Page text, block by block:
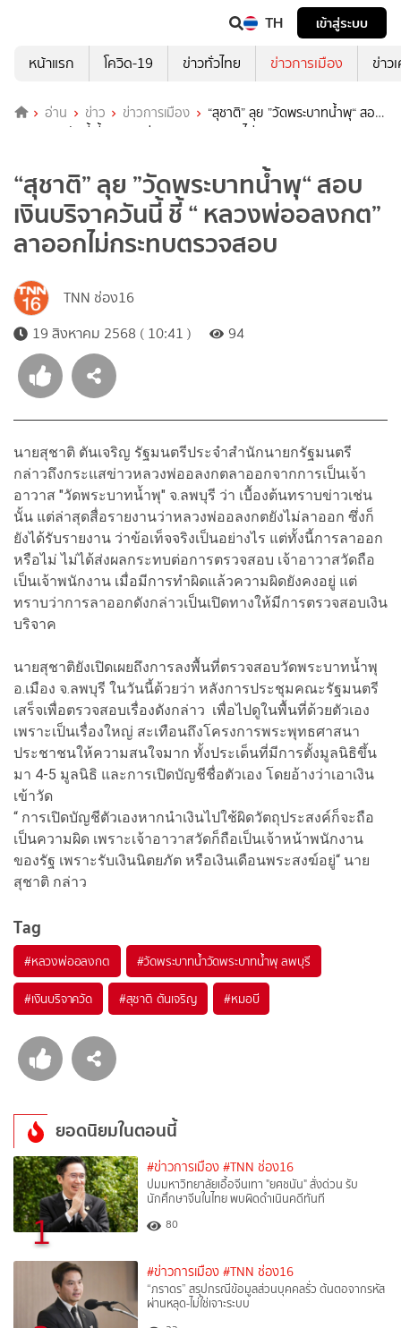
TH
เข้าสู่ระบบ
หน้าแรก
โควิด-19 ข่าวทั่วไทย ข่าวการเมือง ข่าว
อ่าน ข่าว ข่าวการเมือง
“สุชาติ” ลุย ”วัดพระบาทน้ำพุ“ สอบ
เงินบริจาควันนี้ ชี้ “ หลวงพ่ออลงกต” ลาออกไม่กระทบตรวจสอบ
“สุชาติ” ลุย ”วัดพระบาทน้ำพุ“ สอบ
เงินบริจาควันนี้ ชี้ “ หลวงพ่ออลงกต”
ลาออกไม่กระทบตรวจสอบ
TNN ช่อง16
19 สิงหาคม 2568 ( 10:41 )
94
นายสุชาติ ตันเจริญ รัฐมนตรีประจำสำนักนายกรัฐมนตรี
กล่าวถึงกระแสข่าวหลวงพ่ออลงกตลาออกจากการเป็นเจ้า
อาวาส "วัดพระบาทน้ำพุ" จ.ลพบุรี ว่า เบื้องต้นทราบข่าวเช่น
นั้น แต่ล่าสุดสื่อรายงานว่าหลวงพ่ออลงกตยังไม่ลาออก ซึ่งก็
ยังได้รับรายงาน ว่าข้อเท็จจริงเป็นอย่างไร แต่ทั้งนี้การลาออก
หรือไม่ ไม่ได้ส่งผลกระทบต่อการตรวจสอบ เจ้าอาวาสวัดถือ
เป็นเจ้าพนักงาน เมื่อมีการทำผิดแล้วความผิดยังคงอยู่ แต่
ทราบว่าการลาออกดังกล่าวเป็นเปิดทางให้มีการตรวจสอบเงิน
บริจาค
นายสุชาติยังเปิดเผยถึงการลงพื้นที่ตรวจสอบวัดพระบาทน้ำพุ
อ.เมือง จ.ลพบุรี ในวันนี้ด้วยว่า หลังการประชุมคณะรัฐมนตรี
เสร็จเพื่อตรวจสอบเรื่องดังกล่าว เพื่อไปดูในพื้นที่ด้วยตัวเอง
เพราะเป็นเรื่องใหญ่ สะเทือนถึงโครงการพระพุทธศาสนา
ประชาชนให้ความสนใจมาก ทั้งประเด็นที่มีการตั้งมูลนิธิขึ้น
มา 4-5 มูลนิธิ และการเปิดบัญชีชื่อตัวเอง โดยอ้างว่าเอาเงิน
เข้าวัด
“ การเปิดบัญชีตัวเองหากนำเงินไปใช้ผิดวัตถุประสงค์ก็จะถือ
เป็นความผิด เพราะเจ้าอาวาสวัดก็ถือเป็นเจ้าหน้าพนักงาน
ของรัฐ เพราะรับเงินนิตยภัต หรือเงินเดือนพระสงฆ์อยู่“ นาย
สุชาติ กล่าว
Tag
#หลวงพ่ออลงกต #วัดพระบาทน้ำวัดพระบาทน้ำพุ ลพบุรี
#เงินบริจาควัด #สุชาติ ตันเจริญ #หมอบี
ยอดนิยมในตอนนี้
1
#ข่าวการเมือง #TNN ช่อง16
ปมมหาวิทยาลัยเอื้อจีนเทา "ยศชนัน" สั่งด่วน รับ
นักศึกษาจีนในไทย พบผิดดำเนินคดีทันที
80
#ข่าวการเมือง #TNN ช่อง16
“ภราดร” สรุปกรณีข้อมูลส่วนบุคคลรั่ว ต้นตอจากรหัส
ผ่านหลุด-ไม่ใช่เจาะระบบ